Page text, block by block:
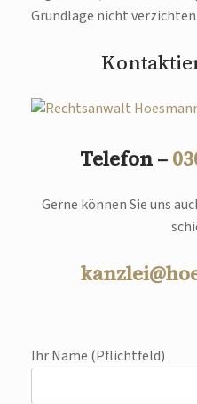
Grundlage nicht verzichten.
Telefon –
Gerne können Sie uns
Ihr Name (Pflichtfeld)